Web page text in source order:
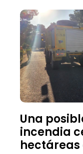
Una
incendia
hectáreas